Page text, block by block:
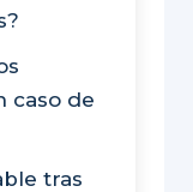
caso de
tras